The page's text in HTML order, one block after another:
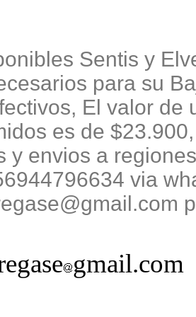
Sentis y
para su
El valor de
es de
y envios a
via
gmail.com